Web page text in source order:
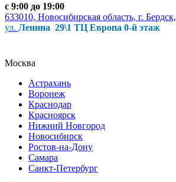
с 9:00 до 19:00
633010, Новосибирская область, г. Бердск,
ул. Ленина 29\1 ТЦ Европа 0-й этаж
Москва
Астрахань
Воронеж
Краснодар
Красноярск
Нижний Новгород
Новосибирск
Ростов-на-Дону
Самара
Санкт-Петербург